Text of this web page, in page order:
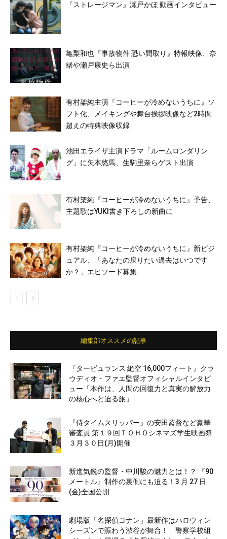
『ストレージマン』瀬戸かほ 動画インタビュー
亀梨和也『事故物件 恐い間取り』特報映像、奈
緒や瀬戸康史ら出演
有村架純主演『コーヒーが冷めないうちに』ソ
フト化、メイキングや舞台挨拶映像など2時間
超えの特典映像収録
池田エライザ主演ドラマ「ルームロンダリン
グ」に矢本悠馬、生駒里奈らゲスト出演
有村架純『コーヒーが冷めないうちに』予告、
主題歌はYUKI書き下ろしの新曲に
有村架純『コーヒーが冷めないうちに』新ビジ
ュアル、「あなたの戻りたい過去はいつです
か？」エピソード募集
編集部オススメの記事
『タービュランス 絶空 16,000フィート』クラ
ウディオ・ファエ監督オフィシャルインタビ
ュー「本作は、人間の回復力と真実の解放力
の核心へと迫る旅」
『侍タイムスリッパー』の安田監督など豪華
審査員 第１９回ＴＯＨＯシネマズ学生映画祭
３月３０日(月)開催
新進気鋭の監督・中川駿の魅力とは！？ 『90
メートル』制作の裏側にも迫る！3 月 27 日
(金)全国公開
劇場版「名探偵コナン」最新作はハロウィン
シーズンで賑わう渋谷が舞台！ 警察学校組